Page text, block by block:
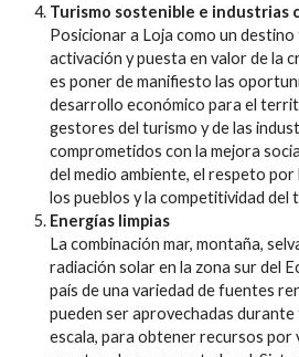
Turismo sostenible e industrias
Posicionar a Loja como un
activación y puesta en valor de la
es poner de manifiesto las
desarrollo económico para el
gestores del turismo y de las
comprometidos con la mejora
del medio ambiente, el respeto
los pueblos y la competitividad
Energías limpias
La combinación mar, montaña,
radiación solar en la zona sur del
país de una variedad de fuentes
pueden ser aprovechadas
escala, para obtener recursos por